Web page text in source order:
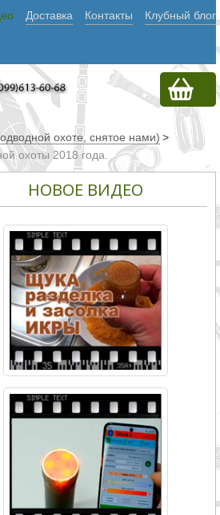
Доставка Контакты Клубный блог
охоте, снятое нами) >
охоты 2018 года.
НОВОЕ ВИДЕО